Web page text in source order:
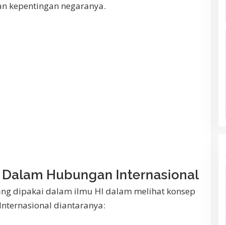
kepentingan negaranya.
Hubungan Internasional
dipakai dalam ilmu HI dalam melihat konsep
diantaranya: